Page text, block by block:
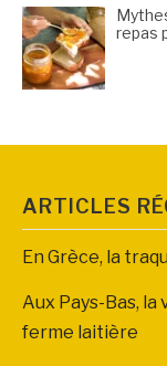
repas
ARTICLES
En Grèce, la
Aux Pays-Bas, la
ferme laitière